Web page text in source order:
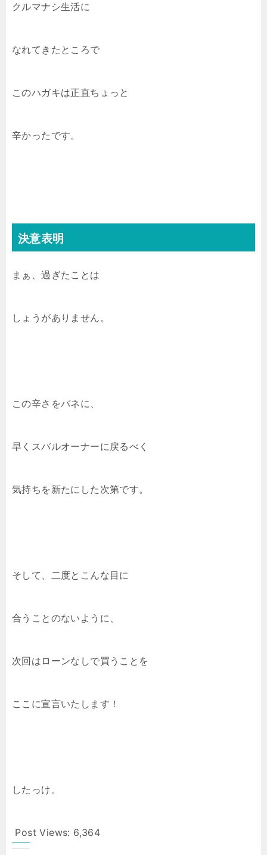
クルマナシ生活に
なれてきたところで
このハガキは正直ちょっと
辛かったです。
決意表明
まぁ、過ぎたことは
しょうがありません。
この辛さをバネに、
早くスバルオーナーに戻るべく
気持ちを新たにした次第です。
そして、二度とこんな目に
合うことのないように、
次回はローンなしで買うことを
ここに宣言いたします！
したっけ。
Post Views: 6,364